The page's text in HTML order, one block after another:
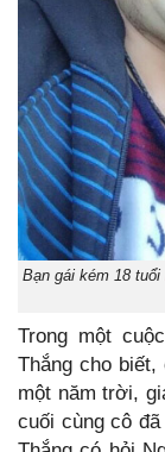
Bạn gái kém 18 tuổi
Trong một
Thắng cho
một năm trời,
cuối cùng cô đã